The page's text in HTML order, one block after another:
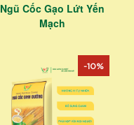
Ngũ Cốc Gạo Lứt Yến
Mạch
-10%